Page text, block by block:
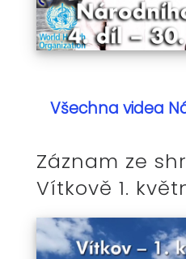
Všechna videa
Záznam ze
Vítkově 1.